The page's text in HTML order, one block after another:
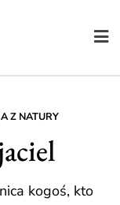
Z NATURY
kogoś, kto